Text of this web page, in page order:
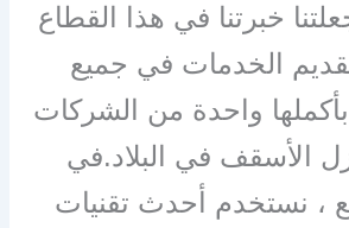
خبرتنا في هذا القطاع
الخدمات في جميع
بأكملها واحدة من الشركات
الأسقف في البلاد.في
، نستخدم أحدث تقنيات